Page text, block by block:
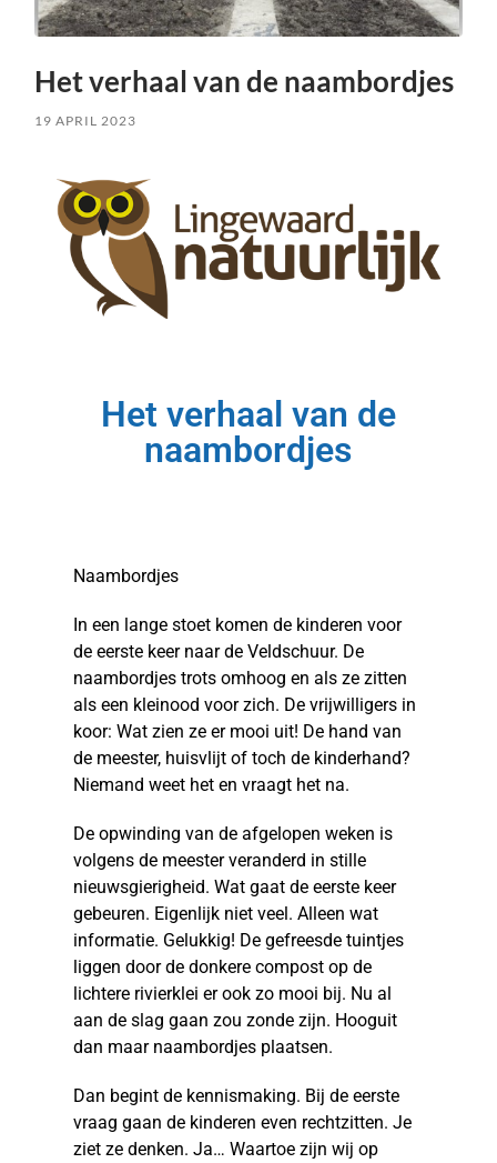
Het verhaal van de naambordjes
19 APRIL 2023
Het verhaal van de
naambordjes
Naambordjes
In een lange stoet komen de kinderen voor
de eerste keer naar de Veldschuur. De
naambordjes trots omhoog en als ze zitten
als een kleinood voor zich. De vrijwilligers in
koor: Wat zien ze er mooi uit! De hand van
de meester, huisvlijt of toch de kinderhand?
Niemand weet het en vraagt het na.
De opwinding van de afgelopen weken is
volgens de meester veranderd in stille
nieuwsgierigheid. Wat gaat de eerste keer
gebeuren. Eigenlijk niet veel. Alleen wat
informatie. Gelukkig! De gefreesde tuintjes
liggen door de donkere compost op de
lichtere rivierklei er ook zo mooi bij. Nu al
aan de slag gaan zou zonde zijn. Hooguit
dan maar naambordjes plaatsen.
Dan begint de kennismaking. Bij de eerste
vraag gaan de kinderen even rechtzitten. Je
ziet ze denken. Ja… Waartoe zijn wij op